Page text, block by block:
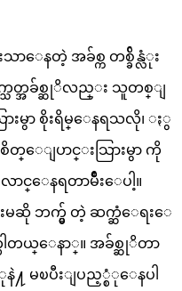
နတဲ့ အခ်စ္က တစ္ခ်ိန္လံုး
က္သတ္အခ်စ္ဆုိလည္း သူတစ္ျ
းမွာ စိုးရိမ္ေနရသလို၊ ႏွ
ေျပာင္းသြားမွာ ကို
ာင္ေနရတာမ်ိဳးေပါ့။
ဆို ဘက္မွ် တဲ့ ဆက္ဆံေရးေ
တယ္ေနာ္။ အခ်စ္ဆုိတာ
မၿပီးျပည့္စံုေနပါ